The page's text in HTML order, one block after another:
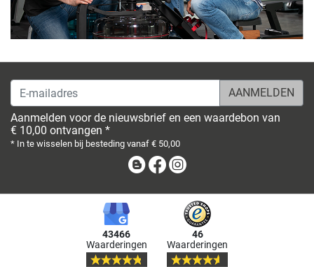
Fitshop in Frankfurt
60314 Frankfurt
Vandaag tot 19:00
uur geopend
Fitshop in Freiburg
Vandaag tot 19:00
Fitshop in Hamburg
E-mailadres
Aanmelden voor de nieuwsbrief en een waardebon van
€ 10,00 ontvangen *
* In te wisselen bij besteding vanaf € 50,00
BlogFacebook
43466
Waarderingen
46
Waarderingen